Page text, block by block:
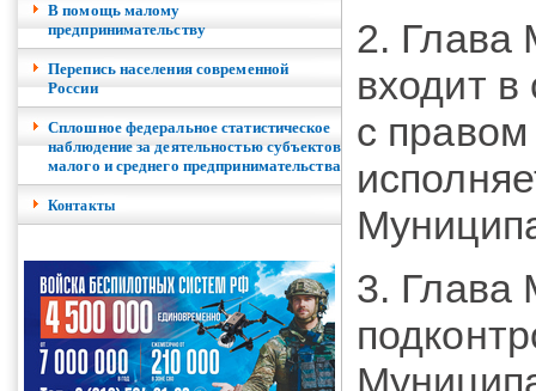
В помощь малому
предпринимательству
Перепись населения современной
России
Сплошное федеральное статистическое
наблюдение за деятельностью субъектов
малого и среднего предпринимательства
Контакты
2. Глава
входит
с
3. Глава